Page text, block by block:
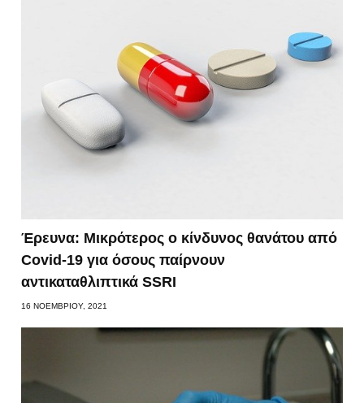
Έρευνα: Μικρότερος ο κίνδυνος θανάτου από
Covid-19 για όσους παίρνουν
αντικαταθλιπτικά SSRI
16 ΝΟΕΜΒΡΊΟΥ, 2021